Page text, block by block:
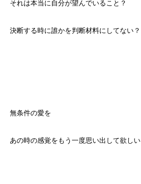
それは本当に自分が望んでいること？
決断する時に誰かを判断材料にしてない？
無条件の愛を
あの時の感覚をもう一度思い出して欲しい